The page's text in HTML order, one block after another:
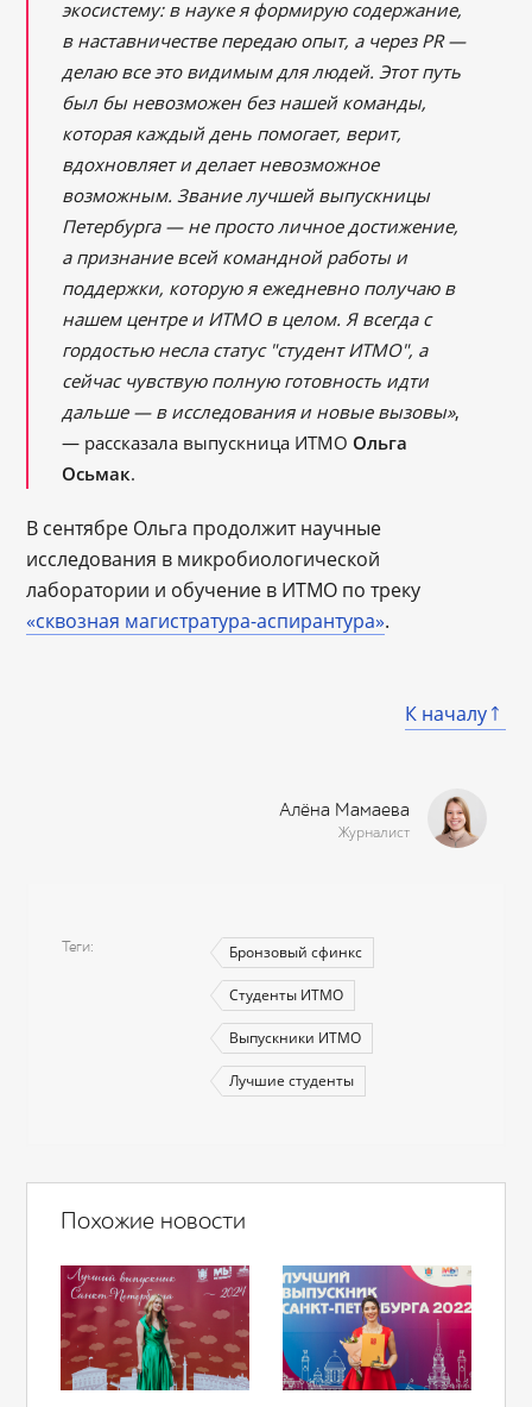
экосистему: в науке я формирую содержание,
в наставничестве передаю опыт, а через PR —
делаю все это видимым для людей. Этот путь
был бы невозможен без нашей команды,
которая каждый день помогает, верит,
вдохновляет и делает невозможное
возможным. Звание лучшей выпускницы
Петербурга — не просто личное достижение,
а признание всей командной работы и
поддержки, которую я ежедневно получаю в
нашем центре и ИТМО в целом. Я всегда с
гордостью несла статус "студент ИТМО", а
сейчас чувствую полную готовность идти
дальше — в исследования и новые вызовы»,
— рассказала выпускница ИТМО Ольга
Осьмак.
В сентябре Ольга продолжит научные
исследования в микробиологической
лаборатории и обучение в ИТМО по треку
«сквозная магистратура-аспирантура».
К началу
Алёна Мамаева
Журналист
Теги Бронзовый сфинкс
Студенты ИТМО
Выпускники ИТМО
Лучшие студенты
Похожие новости